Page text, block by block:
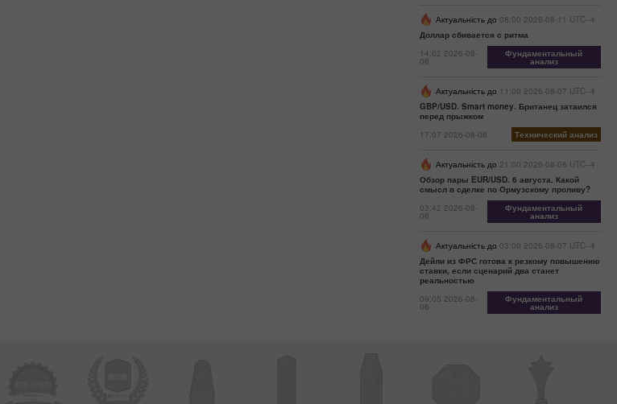
Актуальність до 08:00 2026-08-11 UTC--4
Доллар сбивается с ритма
14:02 2026-08-
06
Фундаментальный
анализ
Актуальність до 11:00 2026-08-07 UTC--4
GBP/USD. Smart money. Британец затаился
перед прыжком
17:07 2026-08-06
Технический анализ
Актуальність до 21:00 2026-08-06 UTC--4
Обзор пары EUR/USD. 6 августа. Какой
смысл в сделке по Ормузскому проливу?
03:42 2026-08-
06
Фундаментальный
анализ
Актуальність до 03:00 2026-08-07 UTC--4
Дейли из ФРС готова к резкому повышению
ставки, если сценарий два станет
реальностью
09:05 2026-08-
06
Фундаментальный
анализ